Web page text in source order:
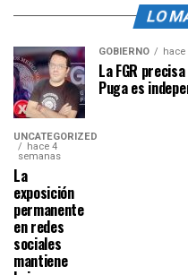
LO
GOBIERNO
La FGR
Puga es
UNCATEGORIZED
hace 4
semanas
La
exposición
permanente
en redes
sociales
mantiene